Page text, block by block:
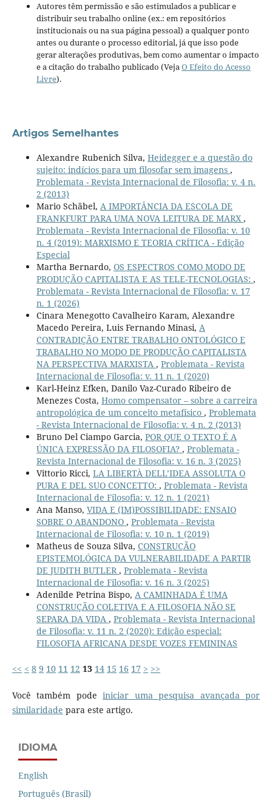
Autores têm permissão e são estimulados a publicar e
distribuir seu trabalho online (ex.: em repositórios
institucionais ou na sua página pessoal) a qualquer ponto
antes ou durante o processo editorial, já que isso pode
gerar alterações produtivas, bem como aumentar o impacto
e a citação do trabalho publicado (VejaO Efeito do Acesso
Livre).
Artigos Semelhantes
Alexandre Rubenich Silva, Heidegger e a questão do
sujeito: indícios para um filosofar sem imagens ,
Problemata - Revista Internacional de Filosofia: v. 4 n.
2 (2013)
Mario Schäbel, A IMPORTÂNCIA DA ESCOLA DE
FRANKFURT PARA UMA NOVA LEITURA DE MARX ,
Problemata - Revista Internacional de Filosofia: v. 10
n. 4 (2019): MARXISMO E TEORIA CRÍTICA - Edição
Especial
Martha Bernardo, OS ESPECTROS COMO MODO DE
PRODUÇÃO CAPITALISTA E AS TELE-TECNOLOGIAS: ,
Problemata - Revista Internacional de Filosofia: v. 17
n. 1 (2026)
Cinara Menegotto Cavalheiro Karam, Alexandre
Macedo Pereira, Luis Fernando Minasi, A
CONTRADIÇÃO ENTRE TRABALHO ONTOLÓGICO E
TRABALHO NO MODO DE PRODUÇÃO CAPITALISTA
NA PERSPECTIVA MARXISTA , Problemata - Revista
Internacional de Filosofia: v. 11 n. 1 (2020)
Karl-Heinz Efken, Danilo Vaz-Curado Ribeiro de
Menezes Costa, Homo compensator – sobre a carreira
antropológica de um conceito metafísico , Problemata
- Revista Internacional de Filosofia: v. 4 n. 2 (2013)
Bruno Del Ciampo Garcia, POR QUE O TEXTO É A
ÚNICA EXPRESSÃO DA FILOSOFIA? , Problemata -
Revista Internacional de Filosofia: v. 16 n. 3 (2025)
Vittorio Ricci, LA LIBERTÀ DELL’IDEA ASSOLUTA O
PURA E DEL SUO CONCETTO: , Problemata - Revista
Internacional de Filosofia: v. 12 n. 1 (2021)
Ana Manso, VIDA E (IM)POSSIBILIDADE: ENSAIO
SOBRE O ABANDONO , Problemata - Revista
Internacional de Filosofia: v. 10 n. 1 (2019)
Matheus de Souza Silva, CONSTRUÇÃO
EPISTEMOLÓGICA DA VULNERABILIDADE A PARTIR
DE JUDITH BUTLER, Problemata - Revista
Internacional de Filosofia: v. 16 n. 3 (2025)
Adenilde Petrina Bispo, A CAMINHADA É UMA
CONSTRUÇÃO COLETIVA E A FILOSOFIA NÃO SE
SEPARA DA VIDA , Problemata - Revista Internacional
de Filosofia: v. 11 n. 2 (2020): Edição especial:
FILOSOFIA AFRICANA DESDE VOZES FEMININAS
<< < 8 9 10 11 12 13 14 15 16 17 > >>
Você também podeiniciar uma pesquisa avançada por
similaridade para este artigo.
IDIOMA
English
Português (Brasil)